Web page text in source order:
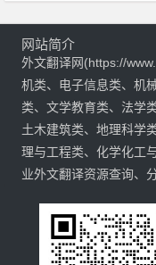
网站简介
外文翻译网(https://
机类、电子信息类、机
类、文学教育类、法学
土木建筑类、地理科学
理与工程类、化学化工
业外文翻译资源查询、